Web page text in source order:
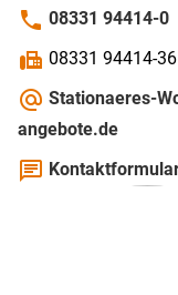
phone 08331 94414-0
fax 08331 94414-36
alternate_email Stationaeres-
angebote.de
chat